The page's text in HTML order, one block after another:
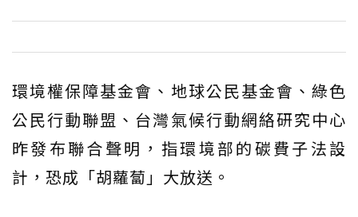
環境權保障基金會、地球公民基金會、綠色
公民行動聯盟、台灣氣候行動網絡研究中心
昨發布聯合聲明，指環境部的碳費子法設
計，恐成「胡蘿蔔」大放送。